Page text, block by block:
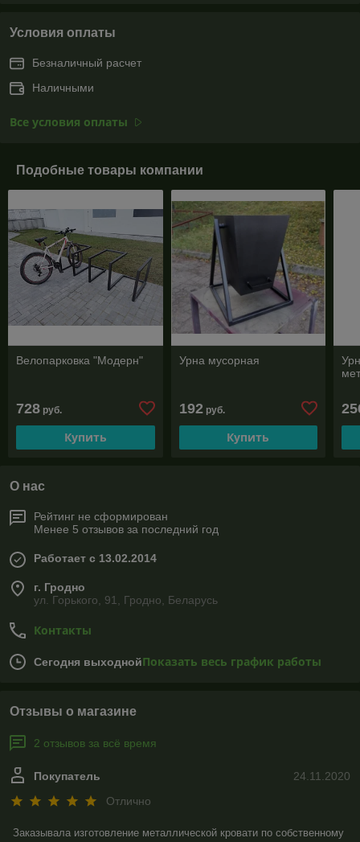
Условия оплаты
Безналичный расчет
Наличными
Все условия оплаты
Подобные товары компании
Велопарковка "Модерн"
728 руб.
Купить
Урна мусорная
192руб.
Купить
О нас
Рейтинг не сформирован
Менее 5 отзывов за последний год
Работает с 13.02.2014
г. Гродно
ул. Горького, 91, Гродно, Беларусь
Контакты
Сегодня выходнойПоказать весь график работы
Отзывы о магазине
2 отзывов за всё время
24.11.2020
Покупатель
Отлично
Заказывала изготовление металлической кровати по собственному